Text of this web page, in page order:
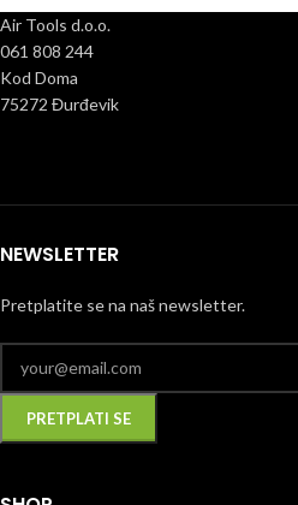
Air Tools d.o.o.
061 808 244
Kod Doma
75272 Đurđevik
NEWSLETTER
Pretplatite se na naš newsletter.